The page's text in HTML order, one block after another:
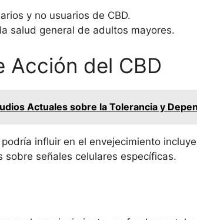
y no usuarios de CBD.
salud general de adultos mayores.
Acción del CBD
Actuales sobre la Tolerancia y
influir en el envejecimiento
señales celulares específicas.